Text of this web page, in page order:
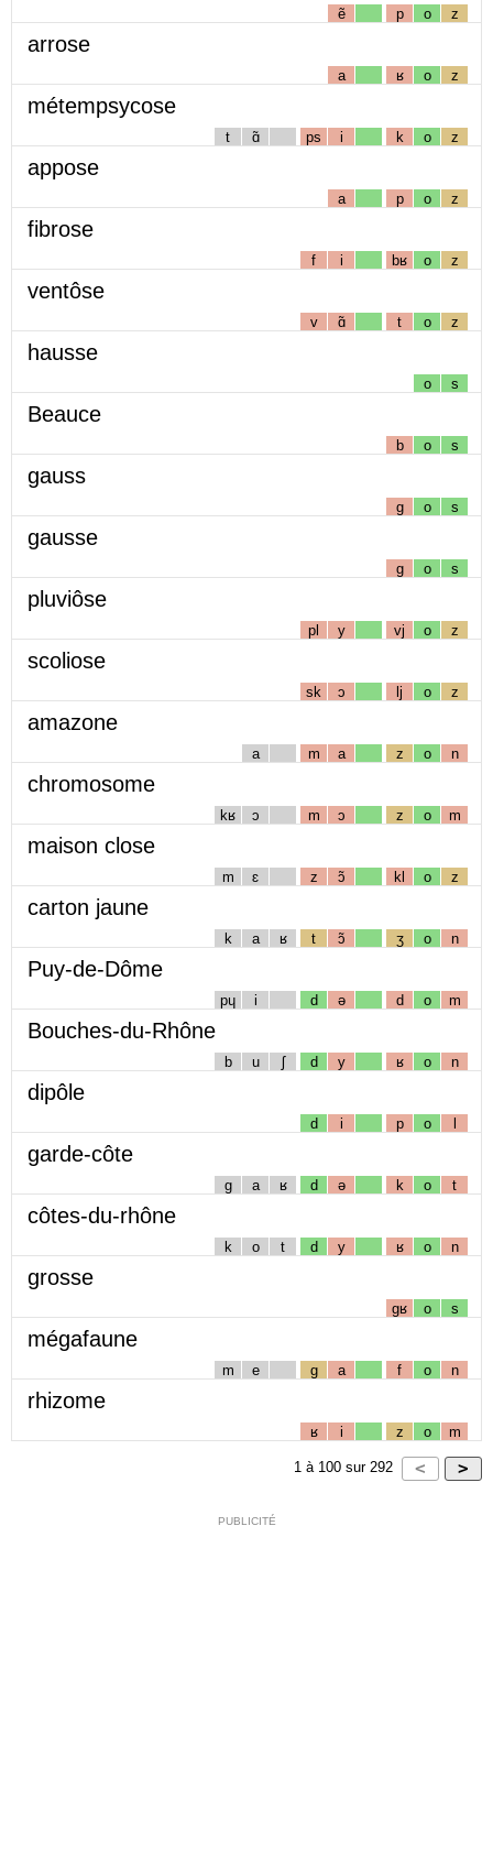
ẽ p o z
arrose
a ʁ o z
métempsycose
t ɑ̃ ps i k o z
appose
a p o z
fibrose
f i bʁ o z
ventôse
v ɑ̃ t o z
hausse
o s
Beauce
b o s
gauss
g o s
gausse
g o s
pluviôse
pl y vj o z
scoliose
sk ɔ lj o z
amazone
a m a z o n
chromosome
kʁ ɔ m ɔ z o m
maison close
m ɛ z ɔ̃ kl o z
carton jaune
k a ʁ t ɔ̃ ʒ o n
Puy-de-Dôme
pɥ i d ə d o m
Bouches-du-Rhône
b u ʃ d y ʁ o n
dipôle
d i p o l
garde-côte
g a ʁ d ə k o t
côtes-du-rhône
k o t d y ʁ o n
grosse
gʁ o s
mégafaune
m e g a f o n
rhizome
ʁ i z o m
1 à 100 sur 292
PUBLICITÉ